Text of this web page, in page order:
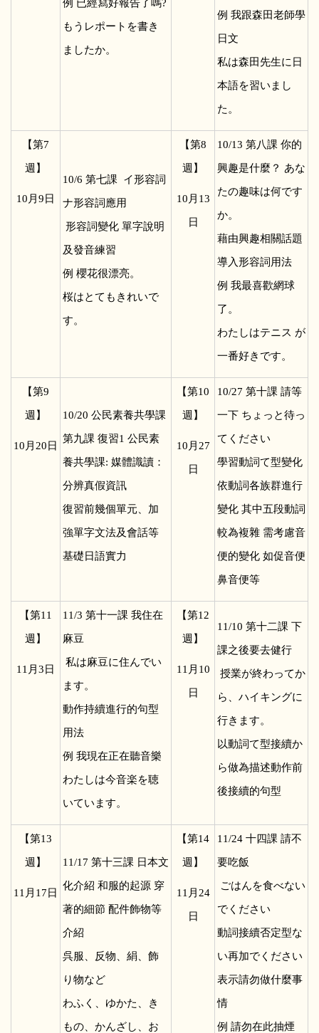
例 已經寫好報告了嗎?
もうレポートを書き
ましたか。
例 我跟森田老師學
日文
私は森田先生に日
本語を習いまし
た。
【第7
週】
10 月9日
10/6 第七課 イ形容詞
ナ形容詞應用
形容詞變化 單字說明
及發音練習
例 櫻花很漂亮。
桜はとてもきれいで
す。
【第8
週】
10 月13
日
10/13 第八課 你的
興趣是什麼？ あな
たの趣味は何です
か。
藉由興趣相關話題
導入形容詞用法
例 我最喜歡網球
了。
わたしはテニス が
一番好きです。
【第9
週】
10 月20日
10/20 公民素養共學課
第九課 復習1 公民素
養共學課: 媒體識讀：
分辨真假資訊
復習前幾個單元、加
強單字文法及會話等
基礎日語實力
【第10
週】
10 月27
日
10/27 第十課 請等
一下 ちょっと待っ
てください
學習動詞て型變化
依動詞各族群進行
變化 其中五段動詞
較為複雜 需考慮音
便的變化 如促音便
鼻音便等
【第11
週】
11 月3日
11/3 第十一課 我住在
麻豆
私は麻豆に住んでい
ます。
動作持續進行的句型
用法
例 我現在正在聽音樂
わたしは今音楽を聴
いています。
【第12
週】
11 月10
日
11/10 第十二課 下
課之後要去健行
授業が終わってか
ら、ハイキングに
行きます。
以動詞て型接續か
ら做為描述動作前
後接續的句型
【第13
週】
11 月17日
11/17 第十三課 日本文
化介紹 和服的起源 穿
著的細節 配件飾物等
介紹
呉服、反物、絹、飾
り物など
わふく、ゆかた、き
もの、かんざし、お
【第14
週】
11 月24
日
11/24 十四課 請不
要吃飯
ごはんを食べない
でください
動詞接續否定型な
い再加でください
表示請勿做什麼事
情
例 請勿在此抽煙